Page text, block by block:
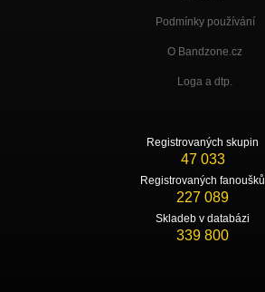
Podmínky používání
O Bandzone.cz
Loga a dtp.
Registrovaných skupin
47 033
Registrovaných fanoušků
227 089
Skladeb v databázi
339 800